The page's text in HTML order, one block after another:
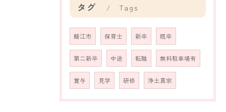
タグ Tags
鯖江市 保育士 新卒 既卒
第二新卒 中途 転職 無料駐車場有
賞与 見学 研修 浄土真宗